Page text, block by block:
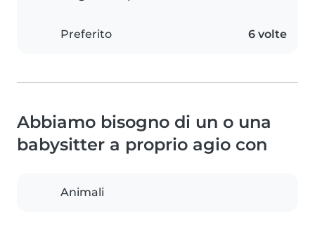
Preferito 6 volte
Abbiamo bisogno di un o una
babysitter a proprio agio con
Animali